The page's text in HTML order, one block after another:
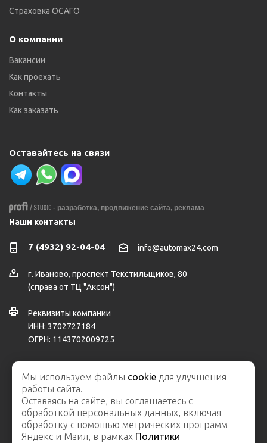
Страховка ОСАГО
О компании
Вакансии
Как проехать
Контакты
Как заказать
Оставайтесь на связи
- разработка, продвижение сайта, реклама
Наши контакты
7 (4932) 92-04-04 info@automax24.com
г. Иваново, проспект Текстильщиков, 80
(справа от ТЦ "Аксон")
Реквизиты компании
ИНН: 3702727184
ОГРН: 1143702009725
2026 © ООО "АвтоМакс" – интернет-магазин автозапчастей и
автосервис
Карта сайта
Мы используем файлы cookie для улучшения
работы сайта.
Оставаясь на сайте, вы соглашаетесь с
обработкой персональных данных, включая
обработку с помощью метрических программ
Яндекс и Маил, в рамках Политики